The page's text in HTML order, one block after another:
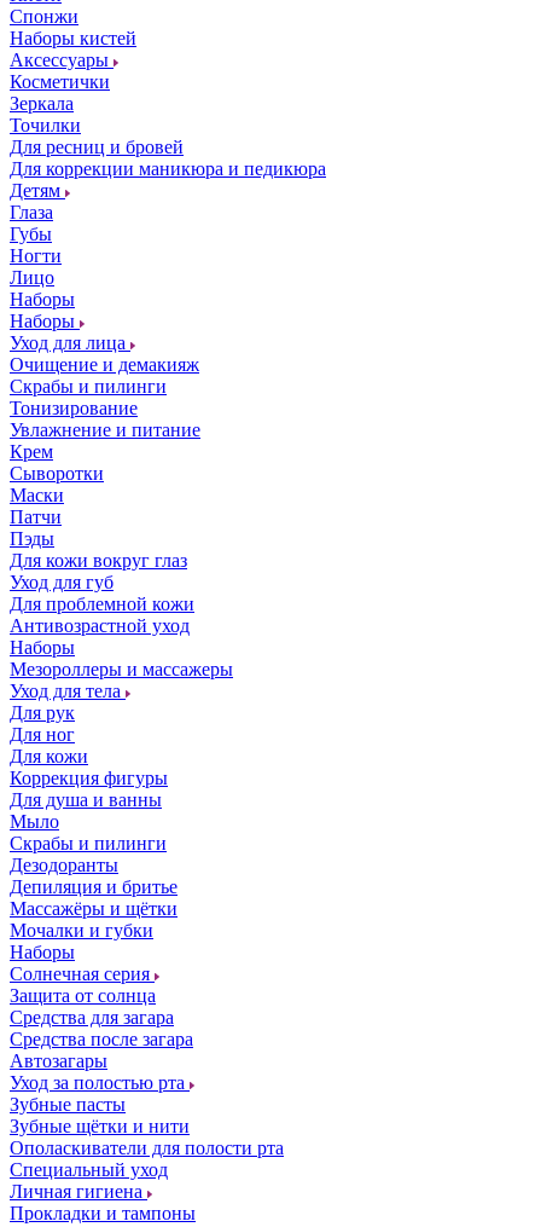
Спонжи
Наборы кистей
Аксессуары
Косметички
Зеркала
Точилки
Для ресниц и бровей
Для коррекции маникюра и педикюра
Детям
Глаза
Губы
Ногти
Лицо
Наборы
Наборы
Уход для лица
Очищение и демакияж
Скрабы и пилинги
Тонизирование
Увлажнение и питание
Крем
Сыворотки
Маски
Патчи
Пэды
Для кожи вокруг глаз
Уход для губ
Для проблемной кожи
Антивозрастной уход
Наборы
Мезороллеры и массажеры
Уход для тела
Для рук
Для ног
Для кожи
Коррекция фигуры
Для душа и ванны
Мыло
Скрабы и пилинги
Дезодоранты
Депиляция и бритье
Массажёры и щётки
Мочалки и губки
Наборы
Солнечная серия
Защита от солнца
Средства для загара
Средства после загара
Автозагары
Уход за полостью рта
Зубные пасты
Зубные щётки и нити
Ополаскиватели для полости рта
Специальный уход
Личная гигиена
Прокладки и тампоны